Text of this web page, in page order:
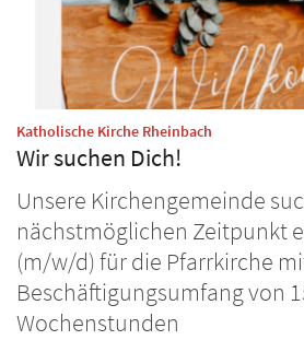
Katholische Kirche Rheinbach
Wir suchen Dich!
Unsere Kirchengemeinde
nächstmöglichen Zeitpunkt
(m/w/d) für die Pfarrkirche
Beschäftigungsumfang von
Wochenstunden